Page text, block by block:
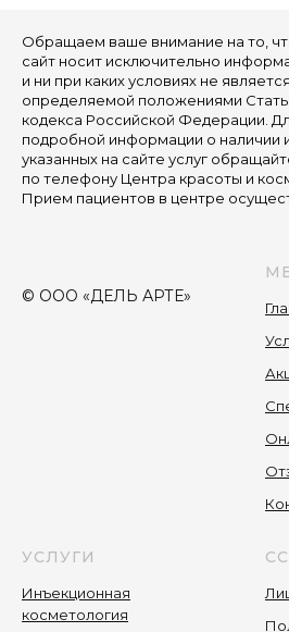
Обращаем ваше внимание на то,
сайт носит исключительно
и ни при каких условиях не
определяемой положениями
кодекса Российской Федерации.
подробной информации о наличии
указанных на сайте услуг
по телефону Центра красоты и
Прием пациентов в центре
© ООО «ДЕЛЬ АРТЕ»
УСЛУГИ
Инъекционная
косметология